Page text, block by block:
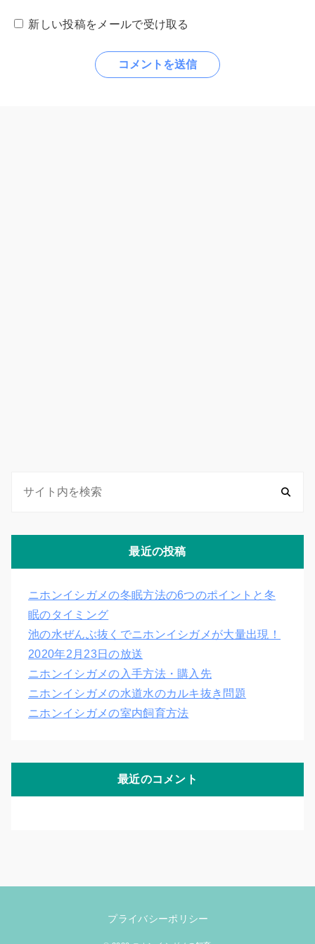
新しい投稿をメールで受け取る
最近の投稿
ニホンイシガメの冬眠方法の6つのポイントと冬
眠のタイミング
池の水ぜんぶ抜くでニホンイシガメが大量出現！
2020年2月23日の放送
ニホンイシガメの入手方法・購入先
ニホンイシガメの水道水のカルキ抜き問題
ニホンイシガメの室内飼育方法
最近のコメント
プライバシーポリシー